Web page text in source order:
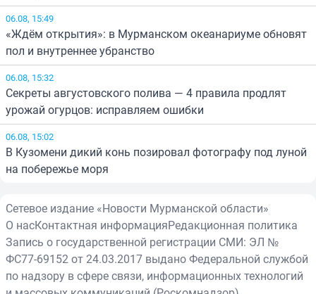
06.08, 15:49
«Ждём открытия»: в Мурманском океанариуме обновят
пол и внутреннее убранство
06.08, 15:32
Секреты августовского полива — 4 правила продлят
урожай огурцов: исправляем ошибки
06.08, 15:02
В Кузомени дикий конь позировал фотографу под луной
на побережье моря
Сетевое издание «Новости Мурманской области»
О насКонтактная информацияРедакционная политика
Запись о государственной регистрации СМИ: ЭЛ №
ФС77-69152 от 24.03.2017 выдано Федеральной службой
по надзору в сфере связи, информационных технологий